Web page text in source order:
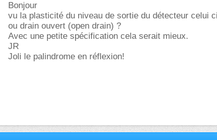
Bonjour
vu la plasticité du niveau de sortie du détecteur celui
ou drain ouvert (open drain) ?
Avec une petite spécification cela serait mieux.
JR
Joli le palindrome en réflexion!